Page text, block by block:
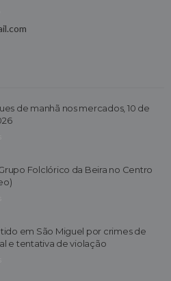
de manhã nos mercados, 10 de
Folclórico da Beira no Centro
em São Miguel por crimes de
e tentativa de violação